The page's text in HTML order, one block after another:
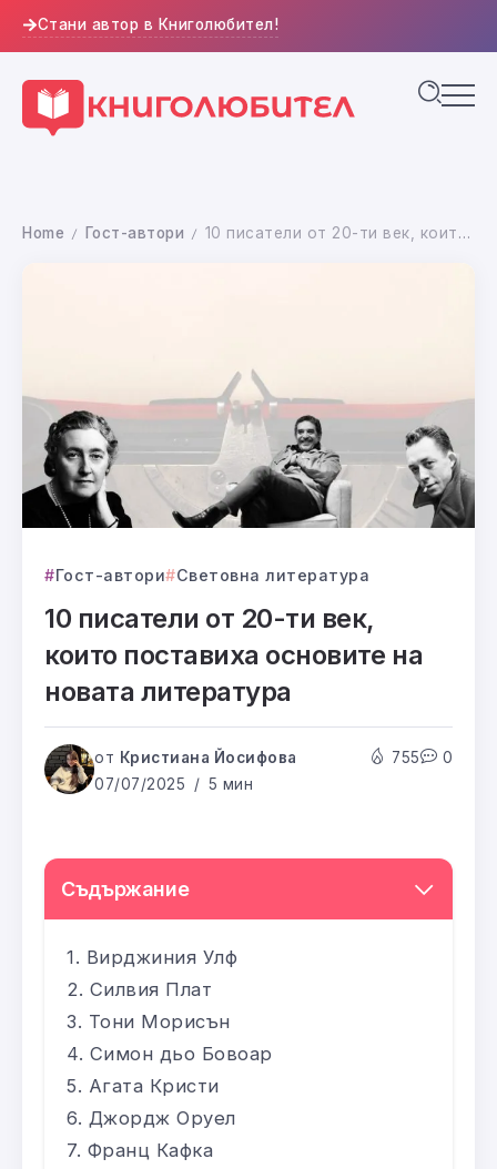
Стани автор в Книголюбител!
Home / Гост-автори / 10 писатели от 20-ти век, които поставиха основите на новата литература
Гост-автори Световна литература
10 писатели от 20-ти век,
които поставиха основите на
новата литература
от Кристиана Йосифова
07/07/2025
5 мин
755 0
Съдържание
Вирджиния Улф
Силвия Плат
Тони Морисън
Симон дьо Бовоар
Агата Кристи
Джордж Оруел
Франц Кафка